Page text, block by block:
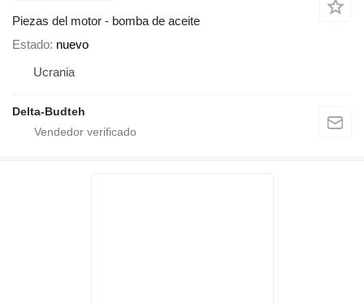
Piezas del motor - bomba de aceite
Estado nuevo
Ucrania
Delta-Budteh